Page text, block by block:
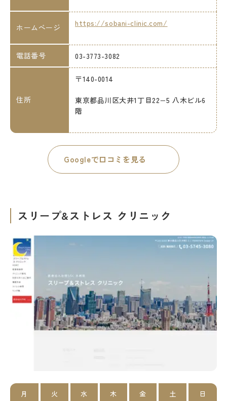
ホームページ https://sobani-clinic.com/
電話番号 03-3773-3082
住所
〒140-0014
東京都品川区大井1丁目22−5 八木ビル6
階
Googleで口コミを見る
スリープ&ストレス クリニック
月 火 水 木 金 土 日